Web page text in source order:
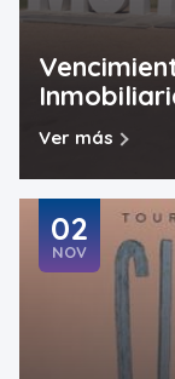
Ver más
02
NOV